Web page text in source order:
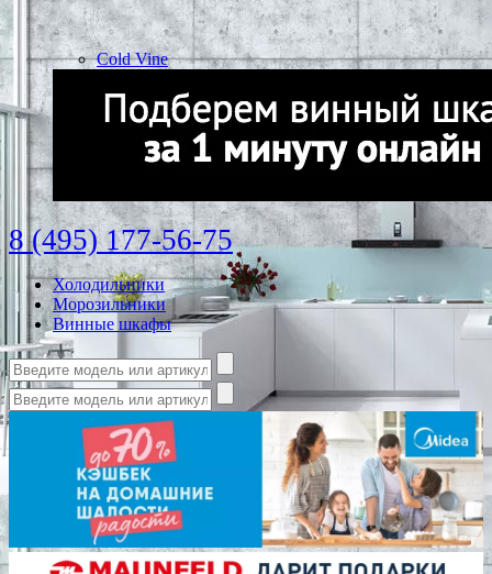
Cold Vine
8 (495) 177-56-75
Холодильники
Морозильники
Винные шкафы